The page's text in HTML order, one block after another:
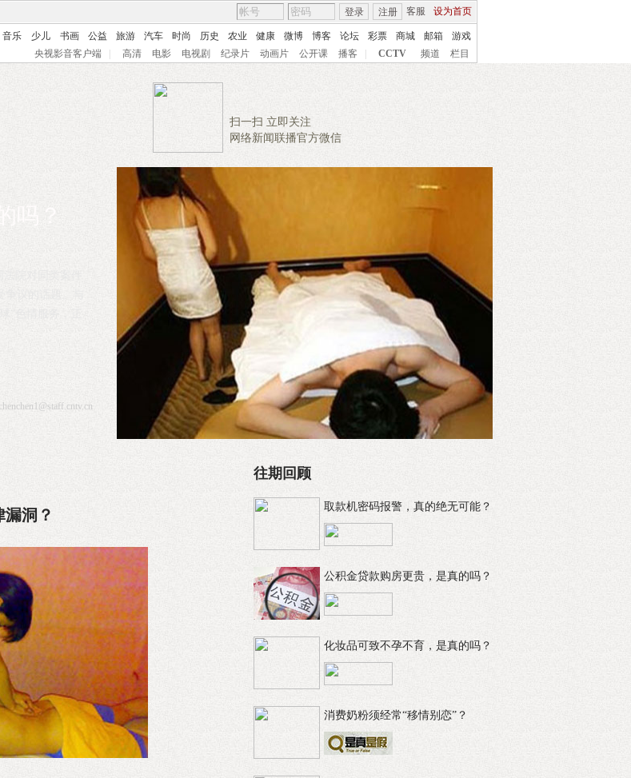
客服 设为首页
登录 注册
音乐 少儿 书画 公益 旅游 汽车 时尚 历史 农业 健康 微博 博客 论坛 彩票 商城 邮箱
游戏
央视影音客户端 高清 电影 电视剧 纪录片 动画片 公开课 播客 CCTV 频道 栏目
扫一扫 立即关注
网络新闻联播官方微信
吗？
洞？
往期回顾
取款机密码报警，真的绝无可能？
公积金贷款购房更贵，是真的吗？
化妆品可致不孕不育，是真的吗？
消费奶粉须经常“移情别恋”？